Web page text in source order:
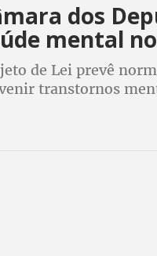
dos
mental
de Lei prevê
transtornos